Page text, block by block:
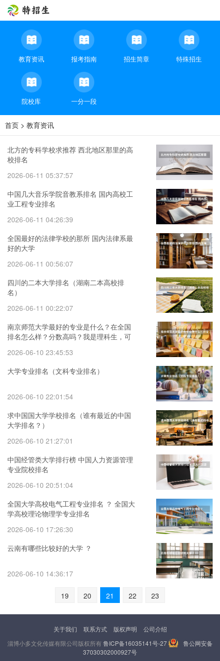
教育资讯 报考指南 招生简章 特殊招生
院校库 一分一段
首页 > 教育资讯
北方的专科学校求推荐 西北地区那里的高
校排名
2026-06-11 05:37:57
中国几大音乐学院音教系排名 国内高校工
业工程专业排名
2026-06-11 04:26:39
全国最好的法律学校的那所 国内法律系最
好的大学
2026-06-11 00:56:07
四川的二本大学排名（湖南二本高校排
名）
2026-06-11 00:22:07
南京师范大学最好的专业是什么？在全国
排名怎么样？分数高吗？我是理科生，可
2026-06-10 23:45:53
大学专业排名（文科专业排名）
2026-06-10 22:01:54
求中国国大学学校排名（谁有最近的中国
大学排名？）
2026-06-10 21:27:01
中国经管类大学排行榜 中国人力资源管理
专业院校排名
2026-06-10 20:51:04
全国大学高校电气工程专业排名 ？ 全国大
学高校理论物理学专业排名
2026-06-10 17:26:30
云南有哪些比较好的大学 ？
2026-06-10 14:36:17
19 20 21 22 23
关于我们 联系方式 版权声明
公司介绍
淄博小多文化传媒有限公司版权所有鲁ICP备16035141号-27
鲁公网安备
37030302000927号